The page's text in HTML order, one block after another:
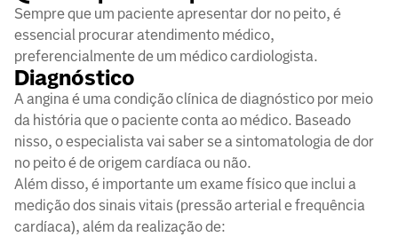
Sempre que um paciente apresentar dor no peito, é
essencial procurar atendimento médico,
preferencialmente de um médico cardiologista.
Diagnóstico
A angina é uma condição clínica de diagnóstico por meio
da história que o paciente conta ao médico. Baseado
nisso, o especialista vai saber se a sintomatologia de dor
no peito é de origem cardíaca ou não.
Além disso, é importante um exame físico que inclui a
medição dos sinais vitais (pressão arterial e frequência
cardíaca), além da realização de: